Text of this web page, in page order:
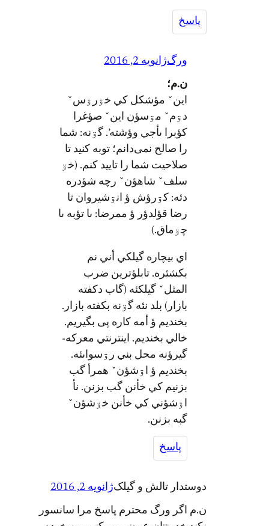
پاسخ
ورگژانویه 2, 2016
ن.م؛
اينˇ مؤشکل کي خۊرۊسˇ
دۊمˇ مۊسؤن اينˇ صؤغرا
کؤبرا ىأجي وؤشته’. گۊنه: شما
را صالح نمی‌دانم؛ توبه کنید تا
صلاحیت شما را تایید کنم. (خۊ
سلفˇ شاهؤنˇ رچه شؤدره
دئه: کۊرؤش ؤ انۊشيروان تا
رضا قؤلدؤر ؤ ممرضا: ىا تؤبه ىا
چۊماق.)
اي بيچاره گيلکي أني نم
بکشئره. تابلؤترين ضرب
المثلˇ گيلکئه (گاب دکفته
بازار) بلد نئه گۊنه بکفته بازار.
بخنديم ؤ أمه کاره پى بگيريم.
خالي بخنديم. اينترنتي معرکه-
گيرؤنه محل بني رۊسواىئه.
بخنديم ؤ اۊشؤنˇ همرأ گب
بزنيم کي خأنن گب بزنن. نأ
اۊشؤني کي خأنن خۊشؤنˇ
گبه بزنن.
پاسخ
دوستدار تالش و گیلکژانویه 2, 2016
ن.م اگر ورگ محترم پاسخ مرا سانسور